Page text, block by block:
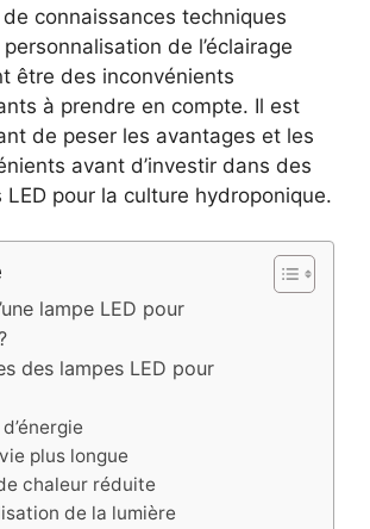
connaissances techniques
de l’éclairage
être des inconvénients
à prendre en compte. Il est
de peser les avantages et les
avant d’investir dans des
LED pour la culture hydroponique.
lampe LED pour
des lampes LED pour
plus longue
chaleur réduite
de la lumière